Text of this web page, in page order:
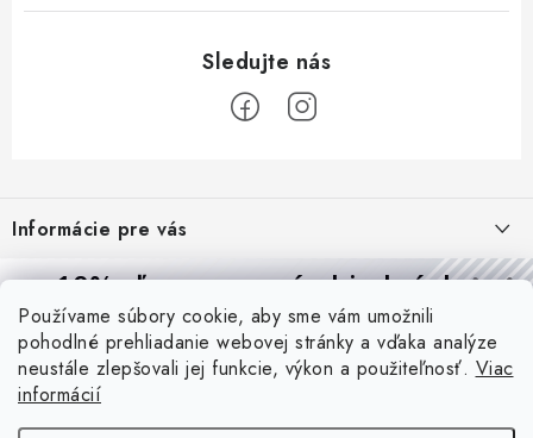
Používame súbory cookie, aby sme vám umožnili
pohodlné prehliadanie webovej stránky a vďaka analýze
neustále zlepšovali jej funkcie, výkon a použiteľnosť. Viac
informácií
p
ä
Informácie pre vás
Reklamácie a formulár na odstúpenie od zmluvy
Obchodné podmienky
Podmienky ochrany osobných údajov
O nás - MEGALED & JANTON Zákamenné
Blog
PIR vs. mikrovlnný senzor: ktorý je lepší a kedy ho použiť? +
vysvetlenie daylight senzoru
10% zľavana prvú objednávku
Prihláste sa azískajtezľavu aj praktické tipy,vďaka ktorým
budete svietiť lepšie a platiť menej.